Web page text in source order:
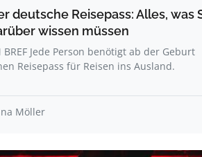
deutsche Reisepass: Alles, was
wissen müssen
BREF Jede Person benötigt ab der Geburt
Reisepass für Reisen ins Ausland.
Möller